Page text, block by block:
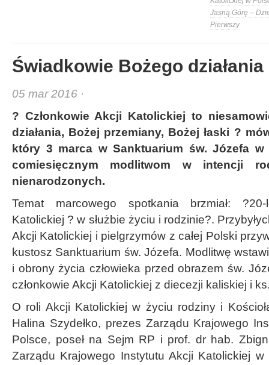
Jasną Górę –
Pierwszy
Świadkowie Bożego działania
05 mar 2016 ·
? Członkowie Akcji Katolickiej to
działania, Bożej przemiany, Bożej łaski ?
który 3 marca w Sanktuarium św. Józefa w
comiesięcznym modlitwom w intencji
nienarodzonych.
Temat marcowego spotkania brzmiał:
Katolickiej ? w służbie życiu i rodzinie?.
Akcji Katolickiej i pielgrzymów z całej Polski
kustosz Sanktuarium św. Józefa. Modlitwę
i obrony życia człowieka przed obrazem św.
członkowie Akcji Katolickiej z diecezji kaliskiej i
O roli Akcji Katolickiej w życiu rodziny i
Halina Szydełko, prezes Zarządu Krajowego
Polsce, poseł na Sejm RP i prof. dr hab.
Zarządu Krajowego Instytutu Akcji Katolickiej